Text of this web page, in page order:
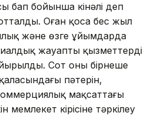
бап бойынша кінәлі деп
Оған қоса бес жыл
және өзге ұйымдарда
жауапты қызметтерді
Сот оның бірнеше
пәтерін,
мақсаттағы
кірісіне тәркілеу